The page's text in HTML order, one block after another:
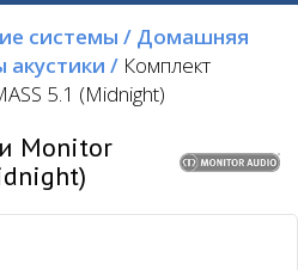
системы / Домашняя
акустики / Комплект
5.1 (Midnight)
Monitor